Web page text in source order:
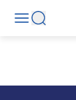
Tin tức